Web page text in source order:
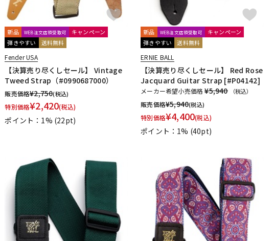
キッズ ねこだまり工房 パイパーズ フェアリー
楽之友社 山木秀夫コレクション 杉原書店
青い鳥∞黄い蜂
Rara Salabert Dr.Case
Wilhelm Hansen Asterope Rubank
日本アコースティックレコーズ
ドレミ楽譜出版社 De Haske デプロMP
GRAYZONE
Ergo Straps
新品 WEB注文店頭受取可
キャンペーン
弾きやすい
送料無料
Fender USA
【決算売り尽くしセール】 Vintage
Tweed Strap（#0990687000）
販売価格¥2,750(税込)
特別価格¥2,420(税込)
ポイント：1% (22pt)
新品 WEB注文店頭受取可
キャンペーン
弾きやすい
送料無料
ERNIE BALL
【決算売り尽くしセール】 Red Rose
Jacquard Guitar Strap [#P04142]
メーカー希望小売価格¥5,940 （税込）
販売価格¥5,940(税込)
特別価格¥4,400(税込)
ポイント：1% (40pt)